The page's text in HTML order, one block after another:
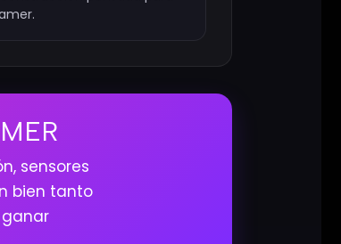
sensores
bien tanto